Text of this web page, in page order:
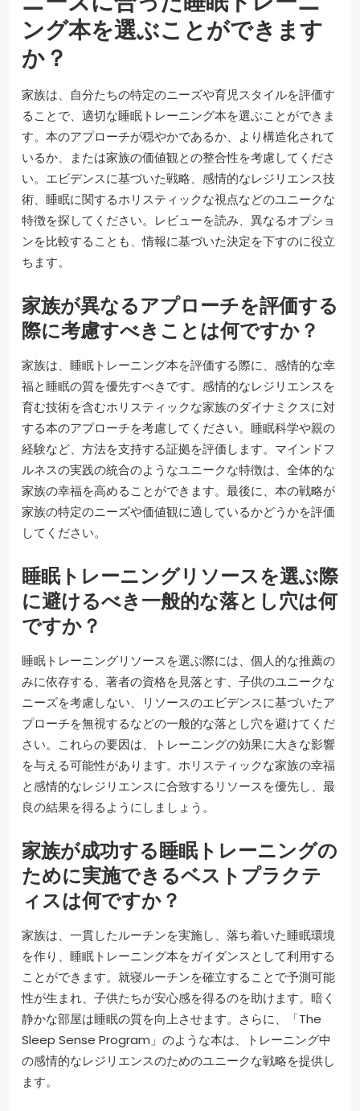
ング本を選ぶことができます
か？
家族は、自分たちの特定のニーズや育児スタイルを評価す
ることで、適切な睡眠トレーニング本を選ぶことができま
す。本のアプローチが穏やかであるか、より構造化されて
いるか、または家族の価値観との整合性を考慮してくださ
い。エビデンスに基づいた戦略、感情的なレジリエンス技
術、睡眠に関するホリスティックな視点などのユニークな
特徴を探してください。レビューを読み、異なるオプショ
ンを比較することも、情報に基づいた決定を下すのに役立
ちます。
家族が異なるアプローチを評価する
際に考慮すべきことは何ですか？
家族は、睡眠トレーニング本を評価する際に、感情的な幸
福と睡眠の質を優先すべきです。感情的なレジリエンスを
育む技術を含むホリスティックな家族のダイナミクスに対
する本のアプローチを考慮してください。睡眠科学や親の
経験など、方法を支持する証拠を評価します。マインドフ
ルネスの実践の統合のようなユニークな特徴は、全体的な
家族の幸福を高めることができます。最後に、本の戦略が
家族の特定のニーズや価値観に適しているかどうかを評価
してください。
睡眠トレーニングリソースを選ぶ際
に避けるべき一般的な落とし穴は何
ですか？
睡眠トレーニングリソースを選ぶ際には、個人的な推薦の
みに依存する、著者の資格を見落とす、子供のユニークな
ニーズを考慮しない、リソースのエビデンスに基づいたア
プローチを無視するなどの一般的な落とし穴を避けてくだ
さい。これらの要因は、トレーニングの効果に大きな影響
を与える可能性があります。ホリスティックな家族の幸福
と感情的なレジリエンスに合致するリソースを優先し、最
良の結果を得るようにしましょう。
家族が成功する睡眠トレーニングの
ために実施できるベストプラクテ
ィスは何ですか？
家族は、一貫したルーチンを実施し、落ち着いた睡眠環境
を作り、睡眠トレーニング本をガイダンスとして利用する
ことができます。就寝ルーチンを確立することで予測可能
性が生まれ、子供たちが安心感を得るのを助けます。暗く
静かな部屋は睡眠の質を向上させます。さらに、「The
Sleep Sense Program」のような本は、トレーニング中
の感情的なレジリエンスのためのユニークな戦略を提供し
ます。